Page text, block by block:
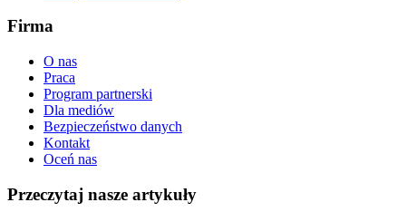
Firma
O nas
Praca
Program partnerski
Dla mediów
Bezpieczeństwo danych
Kontakt
Oceń nas
Przeczytaj nasze artykuły